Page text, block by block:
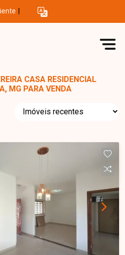
CASA RESIDENCIAL
MG PARA VENDA